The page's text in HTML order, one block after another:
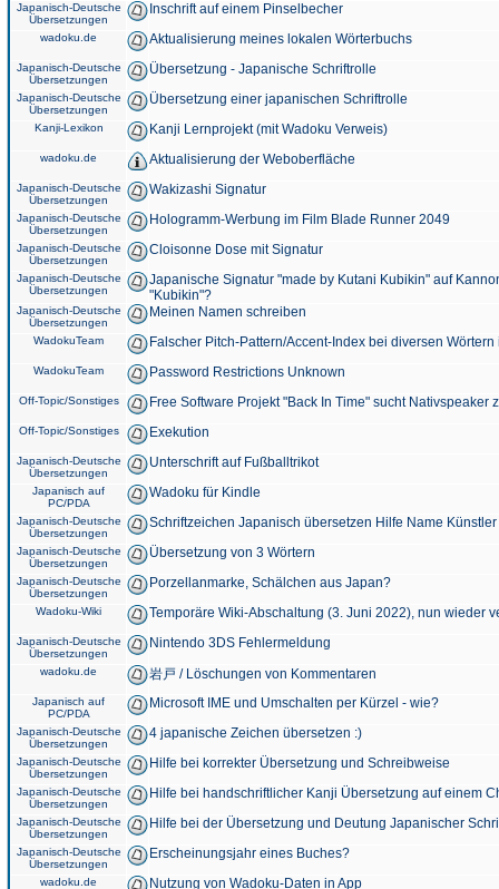
Japanisch-Deutsche
Übersetzungen
Inschrift auf einem Pinselbecher
wadoku.de Aktualisierung meines lokalen Wörterbuchs
Japanisch-Deutsche
Übersetzungen
Übersetzung - Japanische Schriftrolle
Japanisch-Deutsche
Übersetzungen
Übersetzung einer japanischen Schriftrolle
Kanji-Lexikon Kanji Lernprojekt (mit Wadoku Verweis)
wadoku.de Aktualisierung der Weboberfläche
Japanisch-Deutsche
Übersetzungen
Wakizashi Signatur
Japanisch-Deutsche
Übersetzungen
Hologramm-Werbung im Film Blade Runner 2049
Japanisch-Deutsche
Übersetzungen
Cloisonne Dose mit Signatur
Japanisch-Deutsche
Übersetzungen
Japanische Signatur "made by Kutani Kubikin" auf
"Kubikin"?
Japanisch-Deutsche
Übersetzungen
Meinen Namen schreiben
WadokuTeam Falscher Pitch-Pattern/Accent-Index bei diversen
WadokuTeam Password Restrictions Unknown
Off-Topic/Sonstiges Free Software Projekt "Back In Time" sucht Nativspeaker
Off-Topic/Sonstiges Exekution
Japanisch-Deutsche
Übersetzungen
Unterschrift auf Fußballtrikot
Japanisch auf
PC/PDA
Wadoku für Kindle
Japanisch-Deutsche
Übersetzungen
Schriftzeichen Japanisch übersetzen Hilfe Name
Japanisch-Deutsche
Übersetzungen
Übersetzung von 3 Wörtern
Japanisch-Deutsche
Übersetzungen
Porzellanmarke, Schälchen aus Japan?
Wadoku-Wiki Temporäre Wiki-Abschaltung (3. Juni 2022), nun wieder
Japanisch-Deutsche
Übersetzungen
Nintendo 3DS Fehlermeldung
wadoku.de 岩戸 / Löschungen von Kommentaren
Japanisch auf
PC/PDA
Microsoft IME und Umschalten per Kürzel - wie?
Japanisch-Deutsche
Übersetzungen
4 japanische Zeichen übersetzen :)
Japanisch-Deutsche
Übersetzungen
Hilfe bei korrekter Übersetzung und Schreibweise
Japanisch-Deutsche
Übersetzungen
Hilfe bei handschriftlicher Kanji Übersetzung auf einem
Japanisch-Deutsche
Übersetzungen
Hilfe bei der Übersetzung und Deutung Japanischer
Japanisch-Deutsche
Übersetzungen
Erscheinungsjahr eines Buches?
wadoku.de Nutzung von Wadoku-Daten in App